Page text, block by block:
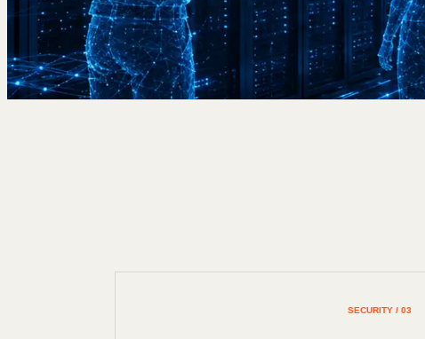
03 / SECURITY